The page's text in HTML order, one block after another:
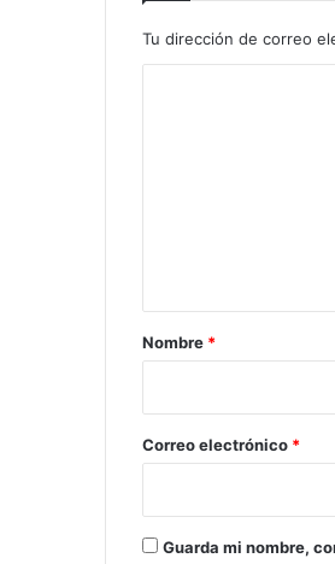
Tu dirección de correo
r
*
Nombre *
Correo electrónico *
Guarda mi nombre,